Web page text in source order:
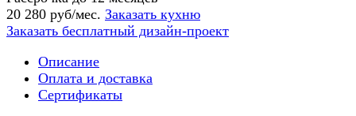
20 280 руб/мес. Заказать кухню
Заказать бесплатный дизайн-проект
Описание
Оплата и доставка
Сертификаты